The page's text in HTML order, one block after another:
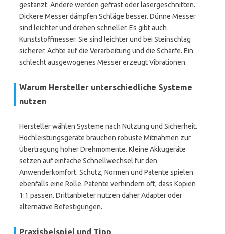
gestanzt. Andere werden gefräst oder lasergeschnitten.
Dickere Messer dämpfen Schläge besser. Dünne Messer
sind leichter und drehen schneller. Es gibt auch
Kunststoffmesser. Sie sind leichter und bei Steinschlag
sicherer. Achte auf die Verarbeitung und die Schärfe. Ein
schlecht ausgewogenes Messer erzeugt Vibrationen.
Warum Hersteller unterschiedliche Systeme
nutzen
Hersteller wählen Systeme nach Nutzung und Sicherheit.
Hochleistungsgeräte brauchen robuste Mitnahmen zur
Übertragung hoher Drehmomente. Kleine Akkugeräte
setzen auf einfache Schnellwechsel für den
Anwenderkomfort. Schutz, Normen und Patente spielen
ebenfalls eine Rolle. Patente verhindern oft, dass Kopien
1:1 passen. Drittanbieter nutzen daher Adapter oder
alternative Befestigungen.
Praxisbeispiel und Tipp